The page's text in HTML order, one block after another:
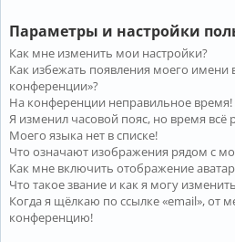
Параметры и настройки
Как мне изменить мои настройки?
Как избежать появления моего имени
конференции»?
На конференции неправильное время!
Я изменил часовой пояс, но время всё
Моего языка нет в списке!
Что означают изображения рядом с
Как мне включить отображение
Что такое звание и как я могу
Когда я щёлкаю по ссылке «email», от
конференцию!